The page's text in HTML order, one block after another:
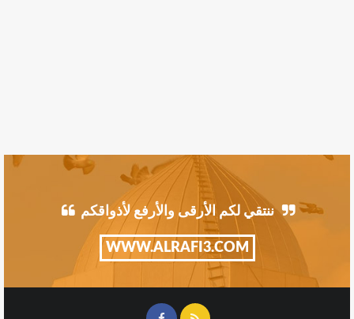
ننتقي لكم الأرقى والأرفع لأذواقكم
WWW.ALRAFI3.COM